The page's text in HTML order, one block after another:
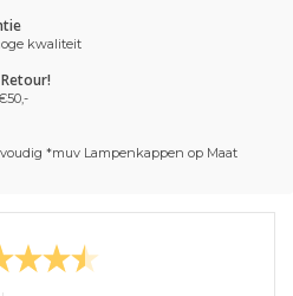
kwaliteit
*muv Lampenkappen op Maat